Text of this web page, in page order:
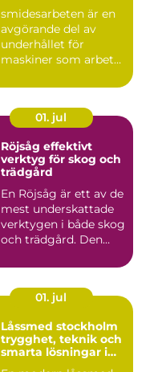
smidesarbeten är en
avgörande del av
underhållet för
maskiner som arbetar
bygg, ...
01. jul
Röjsåg effektivt
verktyg för skog och
trädgård
En Röjsåg är ett av de
mest underskattade
verktygen i både skog
och trädgård. Den
01. jul
Låssmed stockholm
trygghet, teknik och
smarta lösningar i